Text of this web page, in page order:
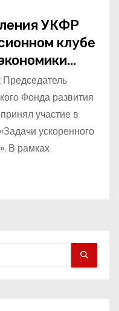
УКФР
клубе
Председатель
Фонда развития
участие в
ускоренного
В рамках